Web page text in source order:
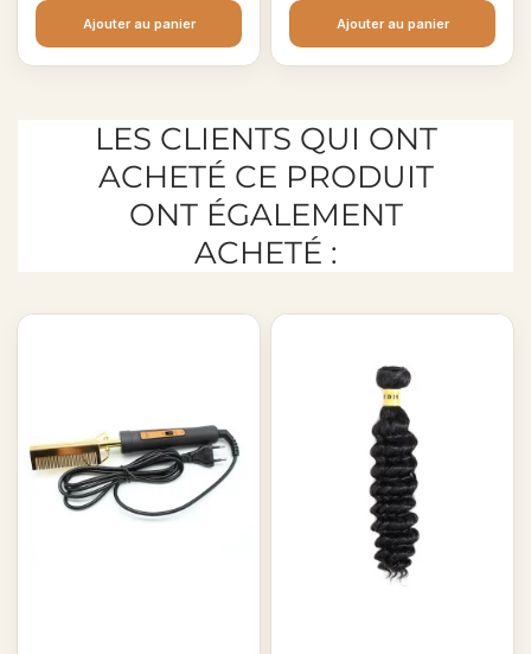
Ajouter au panier Ajouter au panier
LES CLIENTS QUI ONT
ACHETÉ CE PRODUIT
ONT ÉGALEMENT
ACHETÉ :